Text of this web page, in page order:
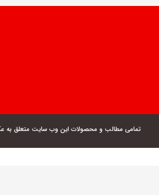
تمامی مطالب و محصولات این وب سایت متعلق به